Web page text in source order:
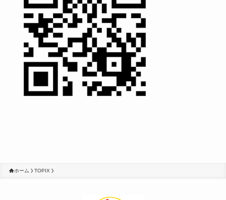
ホーム TOPIX